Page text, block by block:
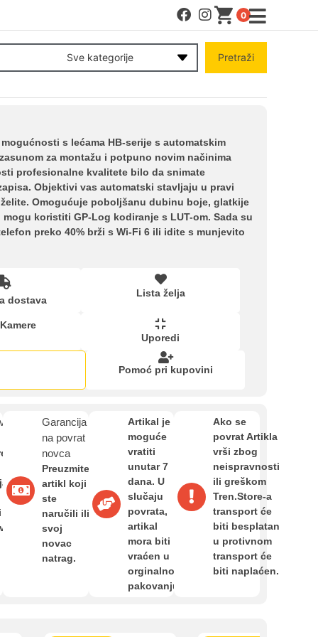
0
Sve kategorije Pretraži
s lećama HB-serije s automatskim
za montažu i potpuno novim načinima
profesionalne kvalitete bilo da snimate
Objektivi vas automatski stavljaju u pravi
Omogućuje poboljšanu dubinu boje, glatkije
koristiti GP-Log kodiranje s LUT-om. Sada su
preko 40% brži s Wi-Fi 6 ili idite s munjevito
dostava
Lista želja
Uporedi
Pomoć pri kupovini
Garancija
na povrat
novca
Preuzmite
artikl koji
ste
naručili ili
svoj
novac
natrag.
Artikal je
moguće
vratiti
unutar 7
dana. U
slučaju
povrata,
artikal
mora biti
vraćen u
orginalnom
pakovanju.
Ako se
povrat Artikla
vrši zbog
neispravnosti
ili greškom
Tren.Store-a
transport će
biti besplatan
u protivnom
transport će
biti naplaćen.
Račun
Kupovina na rate
Lista želja
Upoređeni proizvodi
Zahtjev za reklamaciju
Informacije o dostavi
O nama
Privatnost kupca
Uvjeti i odredbe